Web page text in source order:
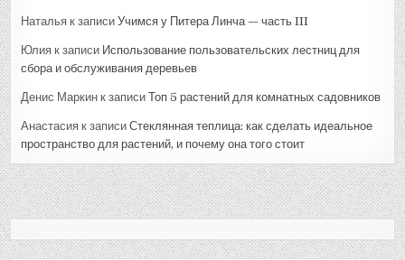
Наталья к записиУчимся у Питера Линча — часть III
Юлия к записи Использование пользовательских лестниц для
сбора и обслуживания деревьев
Денис Маркин к записиТоп 5 растений для комнатных садовников
Анастасия к записиСтеклянная теплица: как сделать идеальное
пространство для растений, и почему она того стоит